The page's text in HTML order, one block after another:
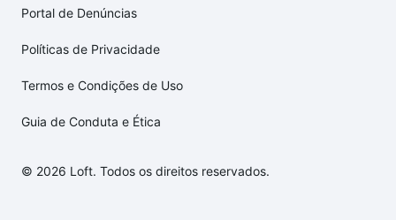
Portal de Denúncias
Políticas de Privacidade
Termos e Condições de Uso
Guia de Conduta e Ética
© 2026 Loft. Todos os direitos reservados.